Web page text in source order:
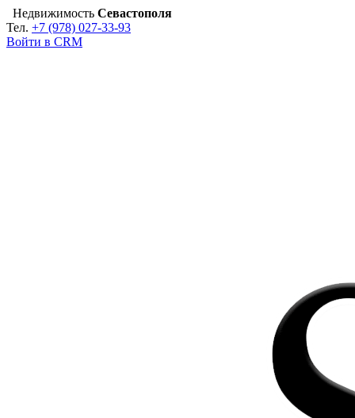
Недвижимость Севастополя
Тел. +7 (978) 027-33-93
Войти в CRM